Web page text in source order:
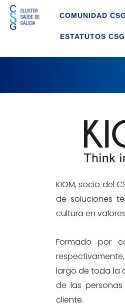
ao
COMUNIDAD CSG
ESTATUTOS CSG
KIOM, socio del
de soluciones
cultura en
Formado por
largo de toda la
de las
cliente.